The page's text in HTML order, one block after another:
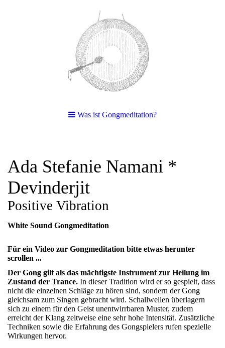
Was ist Gongmeditation?
Ada Stefanie Namani *
Devinderjit
Positive Vibration
White Sound Gongmeditation
Für ein Video zur Gongmeditation bitte etwas herunter
scrollen ...
Der Gong gilt als das mächtigste Instrument zur Heilung im
Zustand der Trance. In dieser Tradition wird er so gespielt, dass
nicht die einzelnen Schläge zu hören sind, sondern der Gong
gleichsam zum Singen gebracht wird. Schallwellen überlagern
sich zu einem für den Geist unentwirrbaren Muster, zudem
erreicht der Klang zeitweise eine sehr hohe Intensität. Zusätzliche
Techniken sowie die Erfahrung des Gongspielers rufen spezielle
Wirkungen hervor.